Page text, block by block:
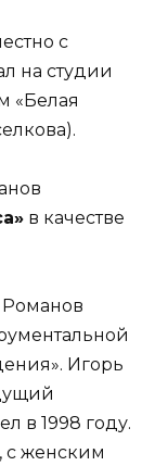
с
на студии
«Белая
в качестве
Романов
Игорь
в 1998 году.
с женским